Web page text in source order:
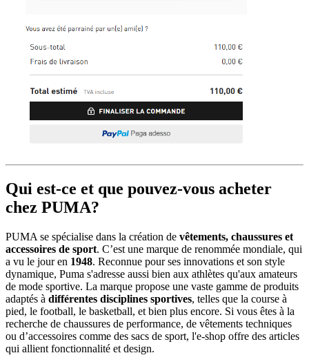
Qui est-ce et que pouvez-vous acheter
chez PUMA?
PUMA se spécialise dans la création de vêtements, chaussures et
accessoires de sport. C’est une marque de renommée mondiale, qui
a vu le jour en 1948. Reconnue pour ses innovations et son style
dynamique, Puma s'adresse aussi bien aux athlètes qu'aux amateurs
de mode sportive. La marque propose une vaste gamme de produits
adaptés à différentes disciplines sportives, telles que la course à
pied, le football, le basketball, et bien plus encore. Si vous êtes à la
recherche de chaussures de performance, de vêtements techniques
ou d’accessoires comme des sacs de sport, l'e-shop offre des articles
qui allient fonctionnalité et design.